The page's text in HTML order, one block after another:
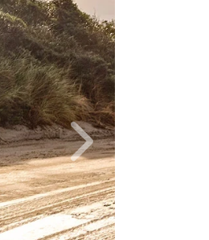
Próximo